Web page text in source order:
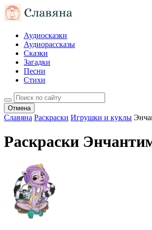
Аудиосказки
Аудиорассказы
Сказки
Загадки
Песни
Стихи
Отмена
Славяна Раскраски Игрушки и куклы
Раскраски